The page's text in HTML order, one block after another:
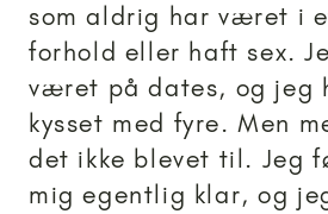
som aldrig har været i
forhold eller haft sex.
været på dates, og jeg
kysset med fyre. Men
det ikke blevet til. Jeg
mig egentlig klar, og